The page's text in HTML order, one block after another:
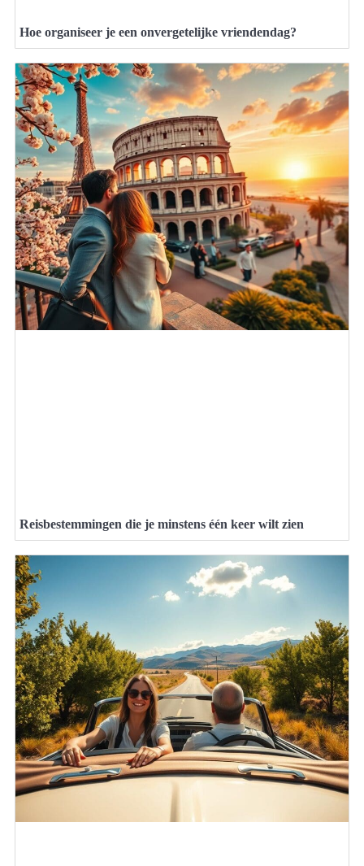
Hoe organiseer je een onvergetelijke vriendendag?
Reisbestemmingen die je minstens één keer wilt zien